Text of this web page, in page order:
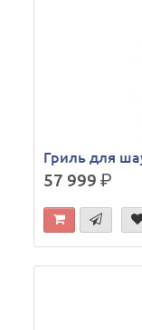
Гриль для
57 999р.